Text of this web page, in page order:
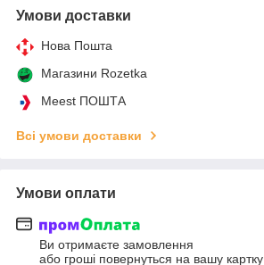
Умови доставки
Нова Пошта
Магазини Rozetka
Meest ПОШТА
Всі умови доставки
Умови оплати
Ви отримаєте замовлення
або гроші повернуться на вашу картку